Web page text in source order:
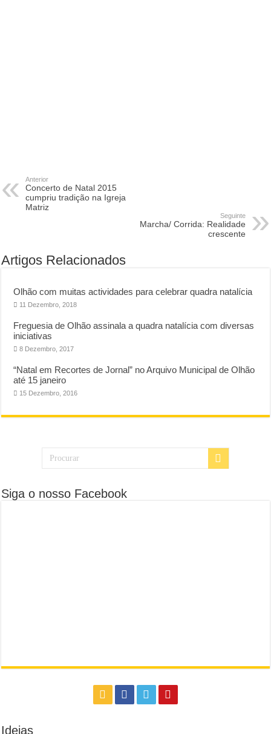
Anterior
Concerto de Natal 2015
cumpriu tradição na Igreja
Matriz
Seguinte
Marcha/ Corrida: Realidade
crescente
Artigos Relacionados
Olhão com muitas actividades para celebrar quadra natalícia
11 Dezembro, 2018
Freguesia de Olhão assinala a quadra natalícia com diversas
iniciativas
8 Dezembro, 2017
“Natal em Recortes de Jornal” no Arquivo Municipal de Olhão
até 15 janeiro
15 Dezembro, 2016
Siga o nosso Facebook
Ideias